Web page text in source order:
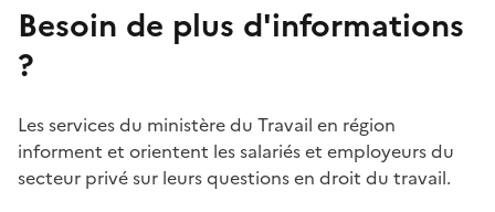
Besoin de plus d'informations
?
Les services du ministère du Travail en région
informent et orientent les salariés et employeurs du
secteur privé sur leurs questions en droit du travail.